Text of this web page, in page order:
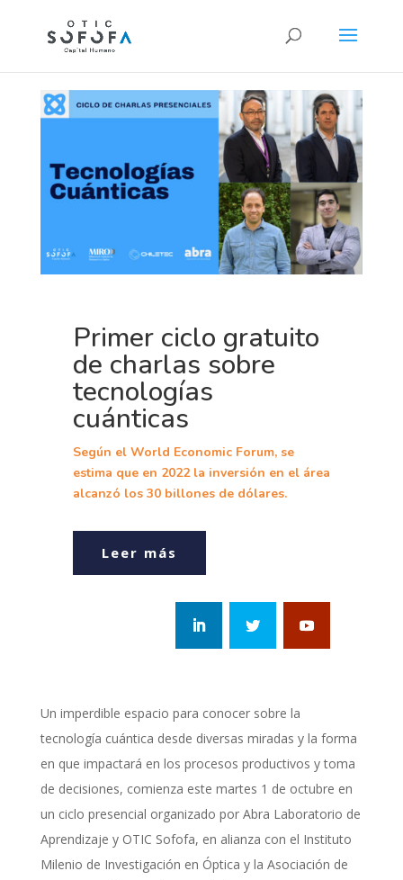
Primer ciclo gratuito
de charlas sobre
tecnologías
cuánticas
Según el World Economic Forum, se
estima que en 2022 la inversión en el área
alcanzó los 30 billones de dólares.
Leer más
Un imperdible espacio para conocer sobre la
tecnología cuántica desde diversas miradas y la forma
en que impactará en los procesos productivos y toma
de decisiones, comienza este martes 1 de octubre en
un ciclo presencial organizado por Abra Laboratorio de
Aprendizaje y OTIC Sofofa, en alianza con el Instituto
Milenio de Investigación en Óptica y la Asociación de